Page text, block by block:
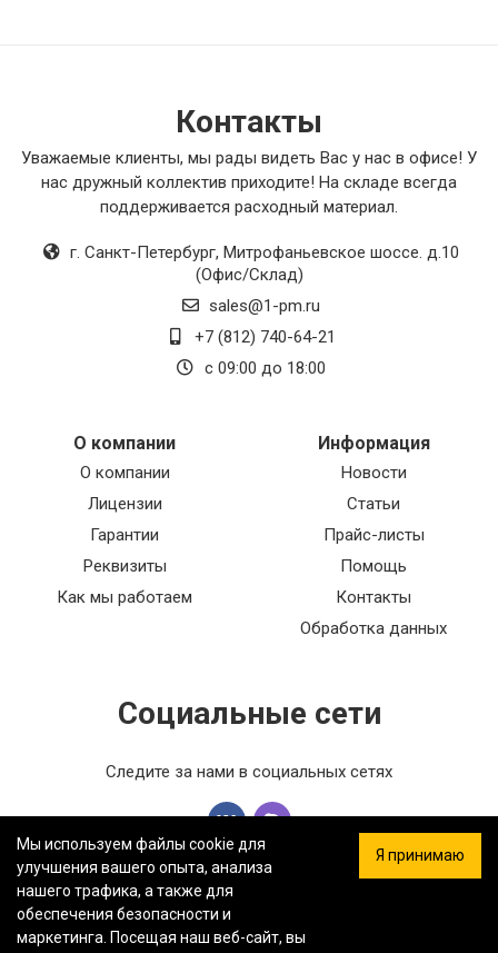
Контакты
Уважаемые клиенты, мы рады видеть Вас у нас в офисе! У
нас дружный коллектив приходите! На складе всегда
поддерживается расходный материал.
г. Санкт-Петербург, Митрофаньевское шоссе. д.10
(Офис/Склад)
sales@1-pm.ru
+7 (812) 740-64-21
с 09:00 до 18:00
О компании
О компании
Лицензии
Гарантии
Реквизиты
Как мы работаем
Информация
Новости
Статьи
Прайс-листы
Помощь
Контакты
Обработка данных
Социальные сети
Следите за нами в социальных сетях
ООО «ФЕРСТ МАСТЕР» — Информация на сайте не является
Мы используем файлы cookie для
улучшения вашего опыта, анализа
нашего трафика, а также для
обеспечения безопасности и
маркетинга. Посещая наш веб-сайт, вы
Я принимаю